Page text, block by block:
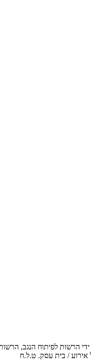
הרשות לפיתוח הנגב,
אירוע / בית עסק. ט.ל.ח